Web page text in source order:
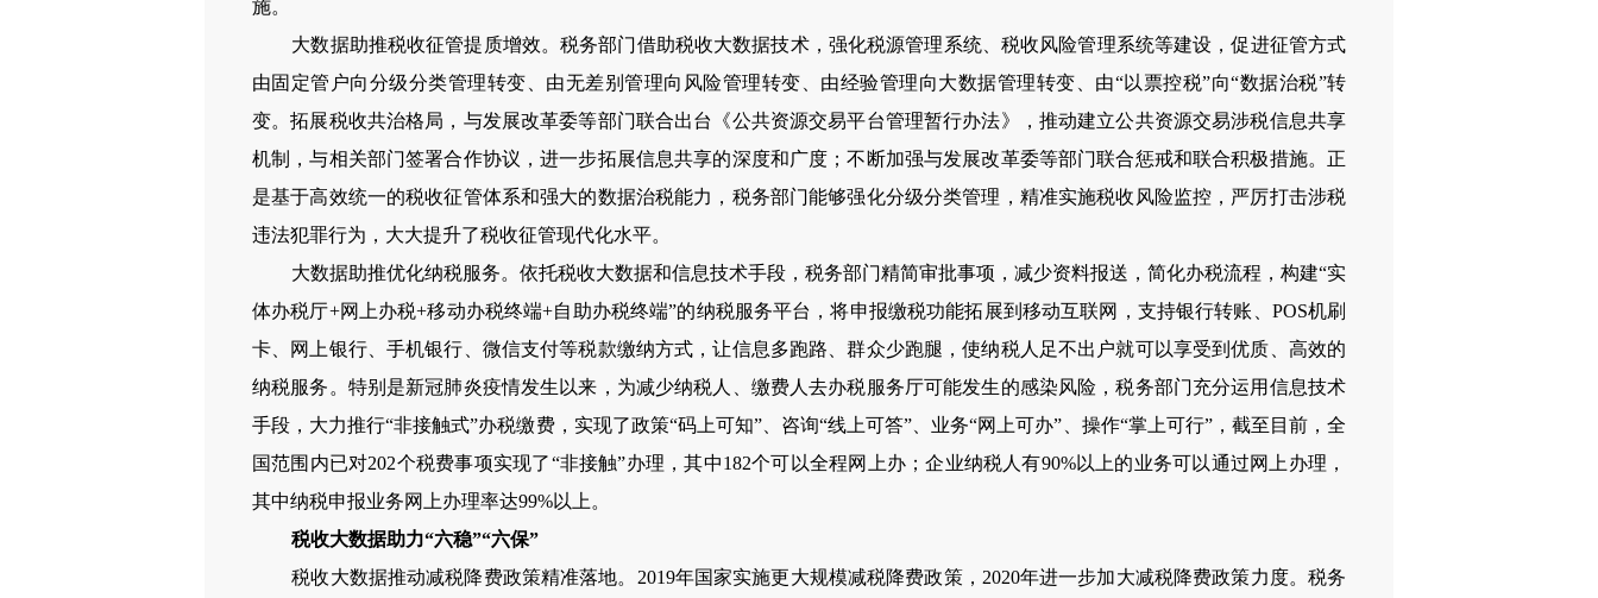
施。
大数据助推税收征管提质增效。税务部门借助税收大数据技术，强化税源管理系统、税收风险管理系统等建设，促进征管方式
由固定管户向分级分类管理转变、由无差别管理向风险管理转变、由经验管理向大数据管理转变、由“以票控税”向“数据治税”转
变。拓展税收共治格局，与发展改革委等部门联合出台《公共资源交易平台管理暂行办法》，推动建立公共资源交易涉税信息共享
机制，与相关部门签署合作协议，进一步拓展信息共享的深度和广度；不断加强与发展改革委等部门联合惩戒和联合积极措施。正
是基于高效统一的税收征管体系和强大的数据治税能力，税务部门能够强化分级分类管理，精准实施税收风险监控，严厉打击涉税
违法犯罪行为，大大提升了税收征管现代化水平。
大数据助推优化纳税服务。依托税收大数据和信息技术手段，税务部门精简审批事项，减少资料报送，简化办税流程，构建“实
体办税厅+网上办税+移动办税终端+自助办税终端”的纳税服务平台，将申报缴税功能拓展到移动互联网，支持银行转账、 POS机刷
卡、网上银行、手机银行、微信支付等税款缴纳方式，让信息多跑路、群众少跑腿，使纳税人足不出户就可以享受到优质、高效的
纳税服务。特别是新冠肺炎疫情发生以来，为减少纳税人、缴费人去办税服务厅可能发生的感染风险，税务部门充分运用信息技术
手段，大力推行“非接触式”办税缴费，实现了政策“码上可知”、咨询“线上可答”、业务“网上可办”、操作“掌上可行”，截至目前，全
国范围内已对202个税费事项实现了“非接触”办理，其中182个可以全程网上办；企业纳税人有90%以上的业务可以通过网上办理，
其中纳税申报业务网上办理率达99%以上。
税收大数据助力“六稳”“六保”
税收大数据推动减税降费政策精准落地。 2019年国家实施更大规模减税降费政策， 2020年进一步加大减税降费政策力度。税务